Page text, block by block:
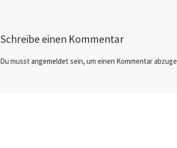
Schreibe einen Kommentar
Du musst angemeldet sein, um einen Kommentar